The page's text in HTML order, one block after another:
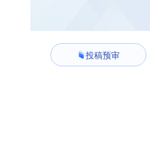
投稿预审